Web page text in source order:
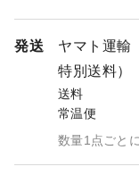
発送
ヤマト運輸
特別送料）
送料
常温便
数量1点ごと